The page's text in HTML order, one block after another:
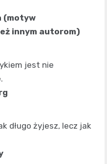
(motyw
innym autorom)
jest nie
długo żyjesz, lecz jak